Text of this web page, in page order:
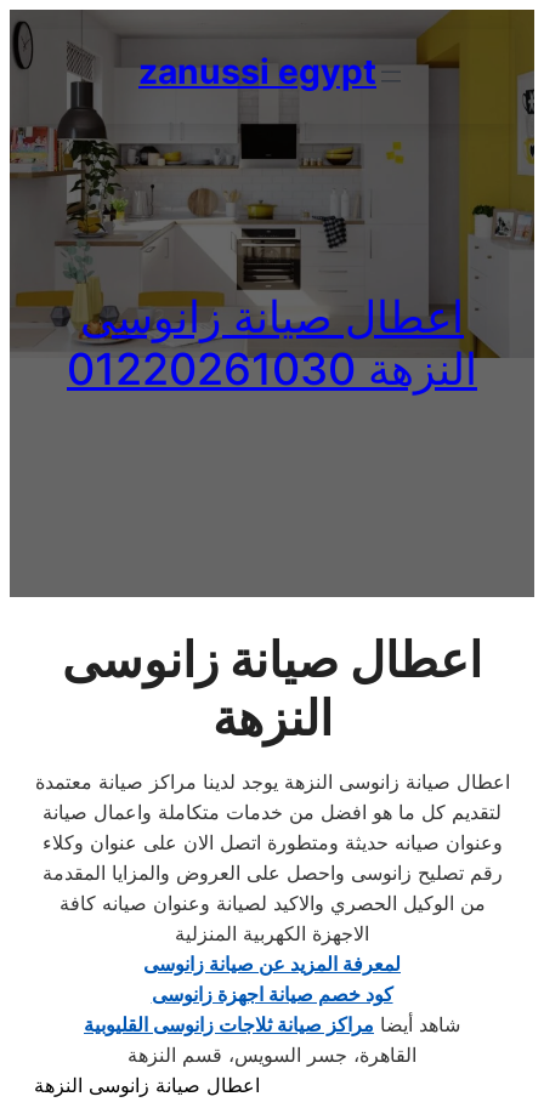
Skip
to
content
zanussi egypt
اعطال صيانة زانوسى
النزهة 01220261030
اعطال صيانة زانوسى
النزهة
اعطال صيانة زانوسى النزهة يوجد لدينا مراكز صيانة معتمدة
لتقديم كل ما هو افضل من خدمات متكاملة واعمال صيانة
وعنوان صيانه حديثة ومتطورة اتصل الان على عنوان وكلاء
رقم تصليح زانوسى واحصل على العروض والمزايا المقدمة
من الوكيل الحصري والاكيد لصيانة وعنوان صيانه كافة
الاجهزة الكهربية المنزلية
لمعرفة المزيد عن صيانة زانوسى
كود خصم صيانة اجهزة زانوسى
شاهد أيضا مراكز صيانة ثلاجات زانوسى القليوبية
القاهرة، جسر السويس، قسم النزهة
اعطال صيانة زانوسى النزهة